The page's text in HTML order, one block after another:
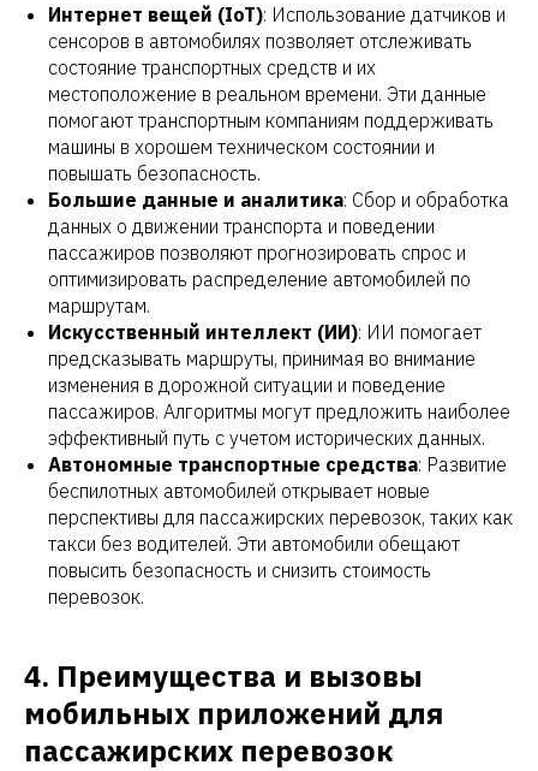
Интернет вещей (IoT): Использование датчиков и
сенсоров в автомобилях позволяет отслеживать
состояние транспортных средств и их
местоположение в реальном времени. Эти данные
помогают транспортным компаниям поддерживать
машины в хорошем техническом состоянии и
повышать безопасность.
Большие данные и аналитика: Сбор и обработка
данных о движении транспорта и поведении
пассажиров позволяют прогнозировать спрос и
оптимизировать распределение автомобилей по
маршрутам.
Искусственный интеллект (ИИ): ИИ помогает
предсказывать маршруты, принимая во внимание
изменения в дорожной ситуации и поведение
пассажиров. Алгоритмы могут предложить наиболее
эффективный путь с учетом исторических данных.
Автономные транспортные средства: Развитие
беспилотных автомобилей открывает новые
перспективы для пассажирских перевозок, таких как
такси без водителей. Эти автомобили обещают
повысить безопасность и снизить стоимость
перевозок.
4. Преимущества и вызовы
мобильных приложений для
пассажирских перевозок